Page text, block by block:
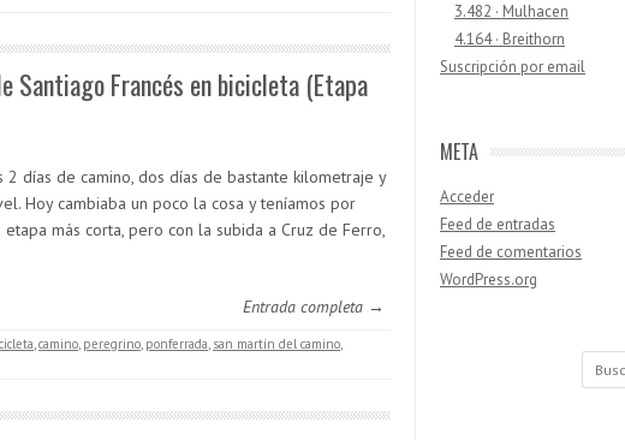
Santiago Francés en bicicleta (Etapa
2 días de camino, dos días de bastante kilometraje y
Hoy cambiaba un poco la cosa y teníamos por
más corta, pero con la subida a Cruz de Ferro,
Entrada completa →
,camino, peregrino, ponferrada, san martín del camino,
3.482 · Mulhacen
4.164 · Breithorn
Suscripción por email
META
Acceder
Feed de entradas
Feed de comentarios
WordPress.org